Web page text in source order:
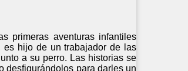
primeras aventuras infantiles
es hijo de un trabajador de las
a su perro. Las historias se
desfigurándolos para darles un